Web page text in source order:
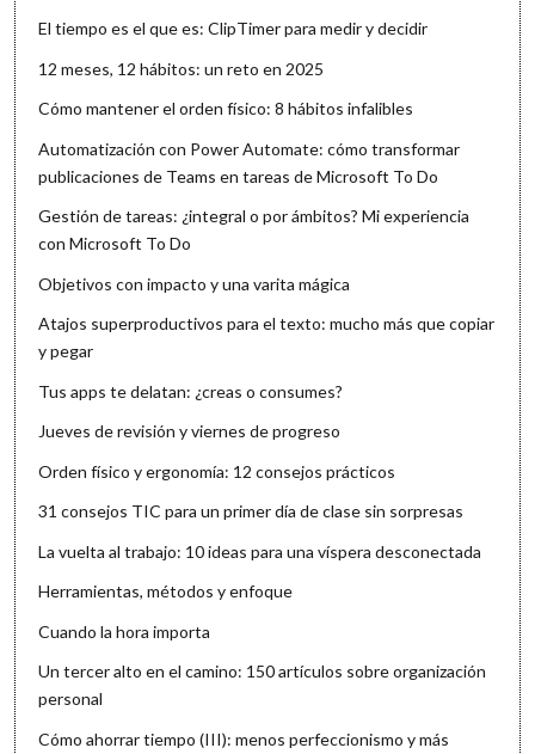
El tiempo es el que es: ClipTimer para medir y decidir
12 meses, 12 hábitos: un reto en 2025
Cómo mantener el orden físico: 8 hábitos infalibles
Automatización con Power Automate: cómo transformar
publicaciones de Teams en tareas de Microsoft To Do
Gestión de tareas: ¿integral o por ámbitos? Mi experiencia
con Microsoft To Do
Objetivos con impacto y una varita mágica
Atajos superproductivos para el texto: mucho más que copiar
y pegar
Tus apps te delatan: ¿creas o consumes?
Jueves de revisión y viernes de progreso
Orden físico y ergonomía: 12 consejos prácticos
31 consejos TIC para un primer día de clase sin sorpresas
La vuelta al trabajo: 10 ideas para una víspera desconectada
Herramientas, métodos y enfoque
Cuando la hora importa
Un tercer alto en el camino: 150 artículos sobre organización
personal
Cómo ahorrar tiempo (III): menos perfeccionismo y más